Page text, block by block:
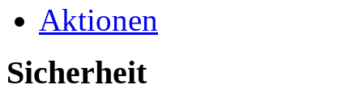
Aktionen
Sicherheit